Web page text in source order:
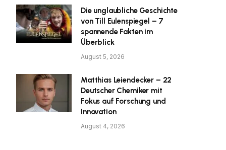
Die unglaubliche Geschichte
von Till Eulenspiegel – 7
spannende Fakten im
Überblick
August 5, 2026
Matthias Leiendecker – 22
Deutscher Chemiker mit
Fokus auf Forschung und
Innovation
August 4, 2026